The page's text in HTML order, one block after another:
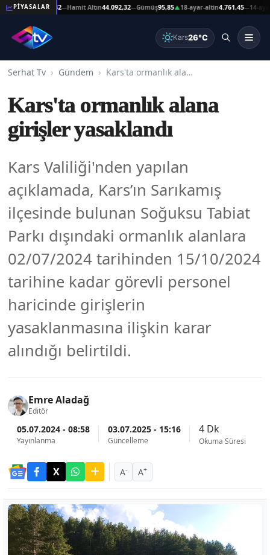
PİYASALAR
44.092,32—Hamit Altın44.092,32—Gümüş95,85▲18-ayar-altin4.761,45—14-ayar-altin
Kars26°C
Serhat Tv Gündem Kars'ta ormanlık alana girişler yasaklandı
Kars'ta ormanlık alana
girişler yasaklandı
Kars Valiliği'nden yapılan
açıklamada, Kars’ın Sarıkamış
ilçesinde bulunan Soğuksu Tabiat
Parkı dışındaki ormanlık alanlara
02/07/2024 tarihinden 15/10/2024
tarihine kadar görevli personel
haricinde girişlerin
yasaklanmasına ilişkin karar
alındığı belirtildi.
Emre Aladağ
Editör
05.07.2024 - 08:58
Yayınlanma
03.07.2025 - 15:16
Güncelleme
4 Dk
Okuma Süresi
A- A+